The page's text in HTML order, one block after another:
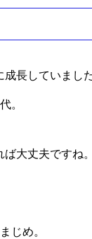
長していました
。
大丈夫ですね。
じめ。